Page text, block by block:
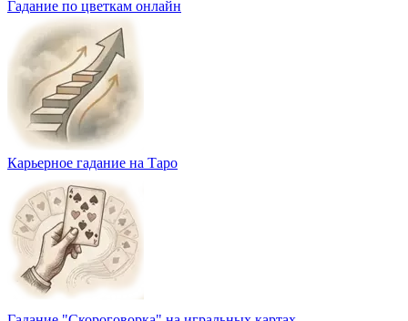
Гадание по цветкам онлайн
Карьерное гадание на Таро